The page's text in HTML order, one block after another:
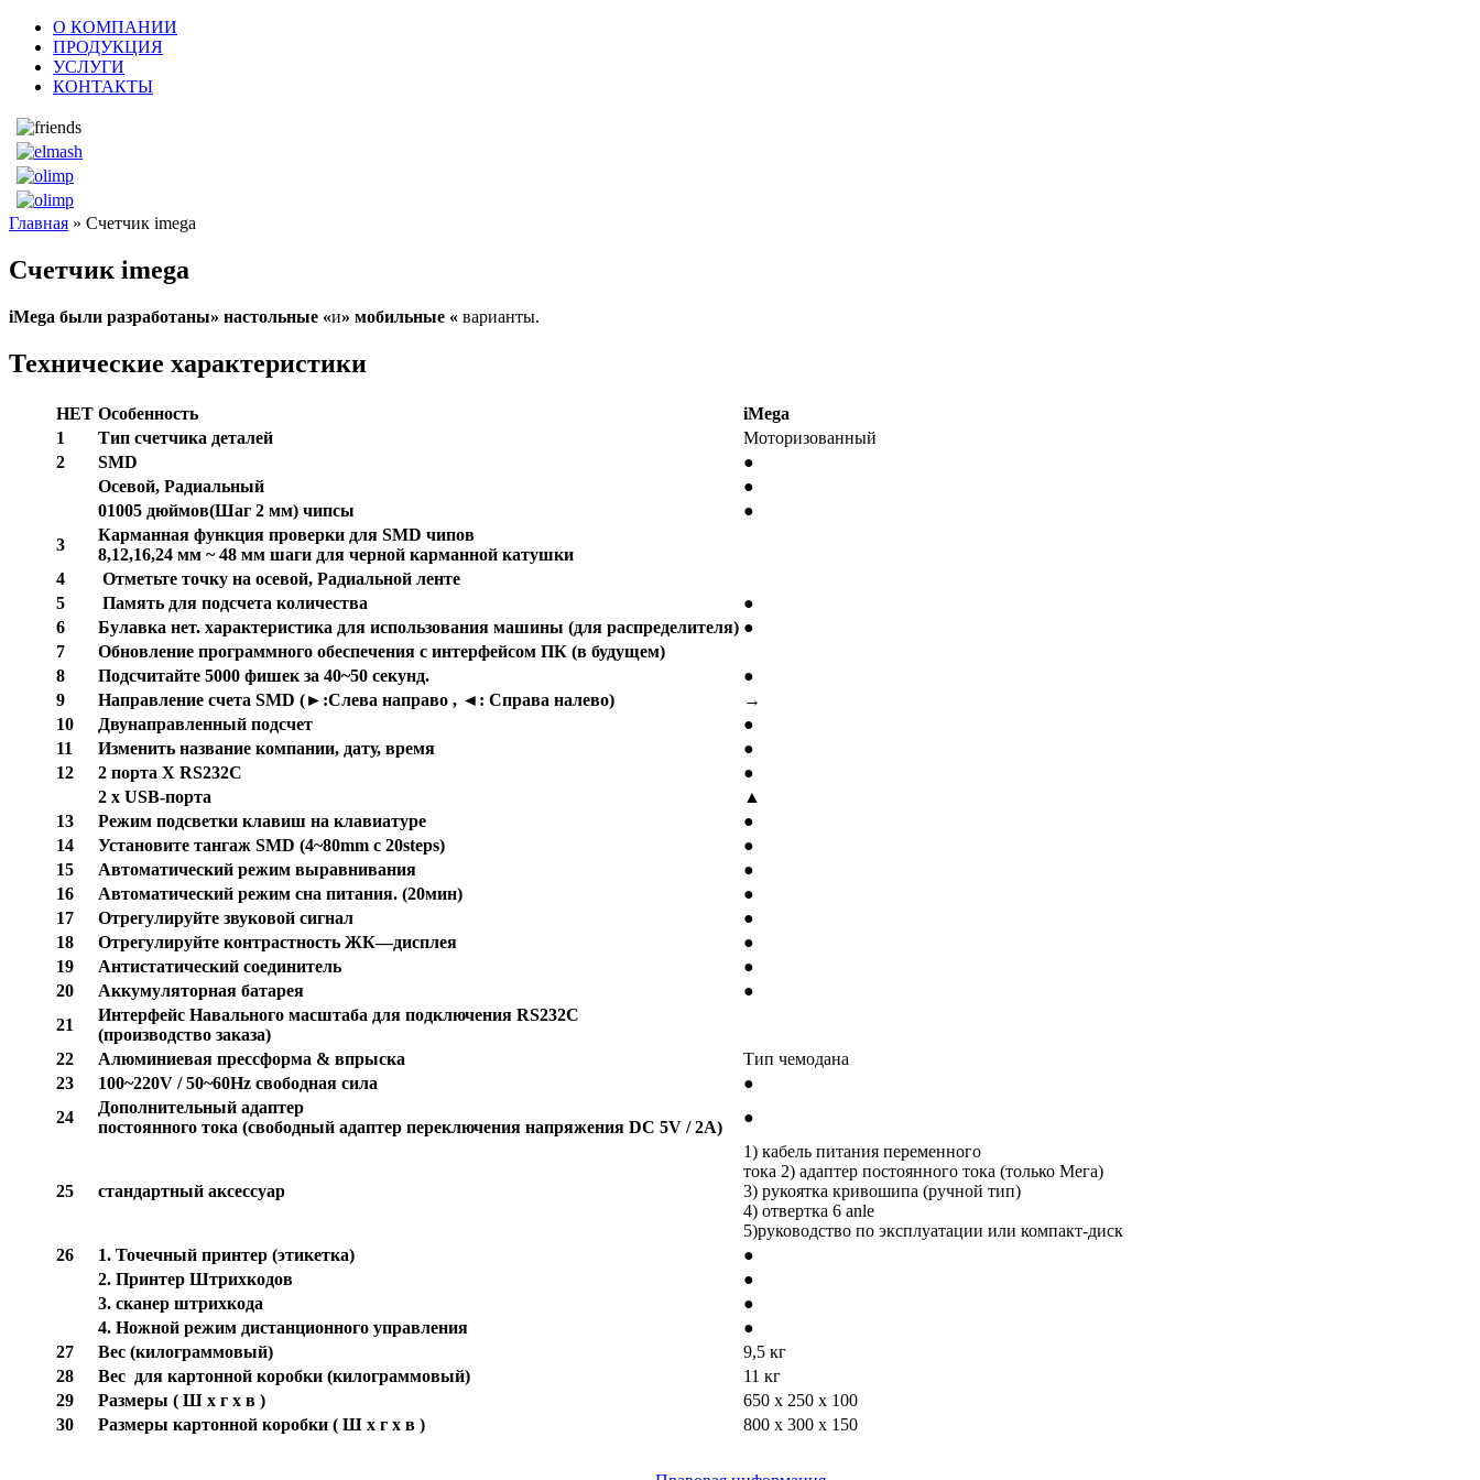
О КОМПАНИИ
ПРОДУКЦИЯ
УСЛУГИ
КОНТАКТЫ
Главная » Счетчик imega
Счетчик imega
iMega были разработаны» настольные «и» мобильные « варианты.
Технические характеристики
НЕТ Особенность
iMega
1
Тип счетчика деталей
Моторизованный
2
SMD
●
Осевой, Радиальный
●
01005 дюймов(Шаг 2 мм) чипсы
●
3
Карманная функция проверки для SMD чипов
8,12,16,24 мм ~ 48 мм шаги для черной карманной катушки
4
Отметьте точку на осевой, Радиальной ленте
5
Память для подсчета количества
●
6
Булавка нет. характеристика для использования машины (для распределителя) ●
7
Обновление программного обеспечения с интерфейсом ПК (в будущем)
8
Подсчитайте 5000 фишек за 40~50 секунд.
●
9
Направление счета SMD (► :Слева направо , ◄ : Справа налево)
→
10
Двунаправленный подсчет
●
11
Изменить название компании, дату, время
●
12
2 порта X RS232C
●
2 x USB-порта
▲
13
Режим подсветки клавиш на клавиатуре
●
14
Установите тангаж SMD (4~80mm с 20steps)
●
15
Автоматический режим выравнивания
●
16
Автоматический режим сна питания. (20мин)
●
17
Отрегулируйте звуковой сигнал
●
18
Отрегулируйте контрастность ЖК—дисплея
●
19
Антистатический соединитель
●
20
Аккумуляторная батарея
●
21
Интерфейс Навального масштаба для подключения RS232C
(производство заказа)
22
Алюминиевая прессформа & впрыска
Тип чемодана
23
100~220V / 50~60Hz свободная сила
●
24
Дополнительный адаптер
постоянного тока (свободный адаптер переключения напряжения DC 5V / 2A)
●
25 стандартный аксессуар
1) кабель питания переменного
тока 2) адаптер постоянного тока (только Мега)
3) рукоятка кривошипа (ручной тип)
4) отвертка 6 anle
5)руководство по эксплуатации или компакт-диск
26
1. Точечный принтер (этикетка)
●
2. Принтер Штрихкодов
●
3. сканер штрихкода
●
4. Ножной режим дистанционного управления
●
27
Вес (килограммовый)
9,5 кг
28
Вес для картонной коробки (килограммовый)
11 кг
29
Размеры ( Ш х г х в )
650 x 250 x 100
30
Размеры картонной коробки ( Ш х г х в ) 800 х 300 х 150